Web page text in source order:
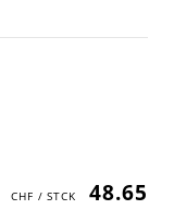
48.65